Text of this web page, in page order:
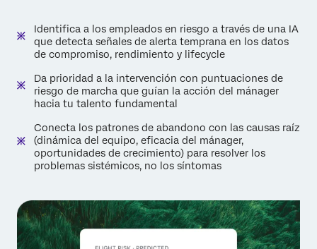
Identifica a los empleados en riesgo a través de una IA
que detecta señales de alerta temprana en los datos
de compromiso, rendimiento y lifecycle
Da prioridad a la intervención con puntuaciones de
riesgo de marcha que guían la acción del mánager
hacia tu talento fundamental
Conecta los patrones de abandono con las causas raíz
(dinámica del equipo, eficacia del mánager,
oportunidades de crecimiento) para resolver los
problemas sistémicos, no los síntomas